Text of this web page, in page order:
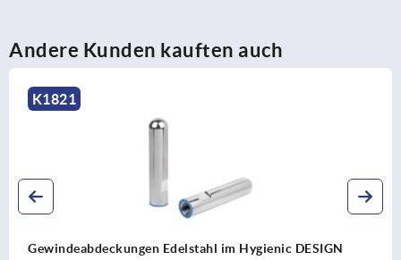
Andere Kunden kauften auch
K1821
Gewindeabdeckungen Edelstahl im Hygienic DESIGN